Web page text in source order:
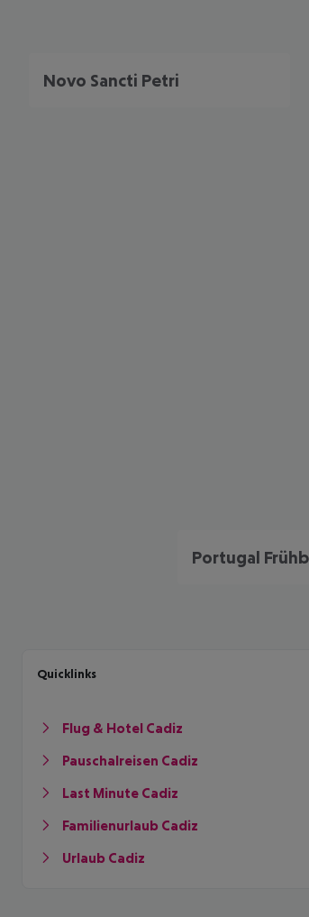
Novo Sancti Petri
Quicklinks
Flug & Hotel Cadiz
Pauschalreisen Cadiz
Last Minute Cadiz
Familienurlaub Cadiz
Urlaub Cadiz